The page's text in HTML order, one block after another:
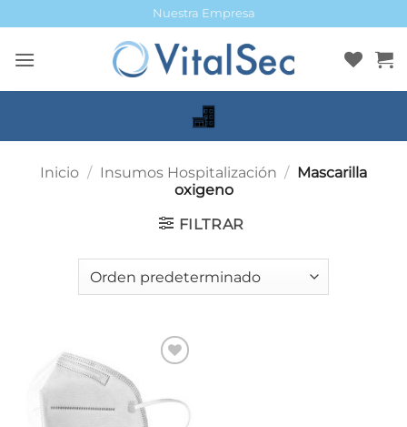
al
contenido
Nuestra Empresa
Inicio / Insumos Hospitalización / Mascarilla
oxigeno
FILTRAR